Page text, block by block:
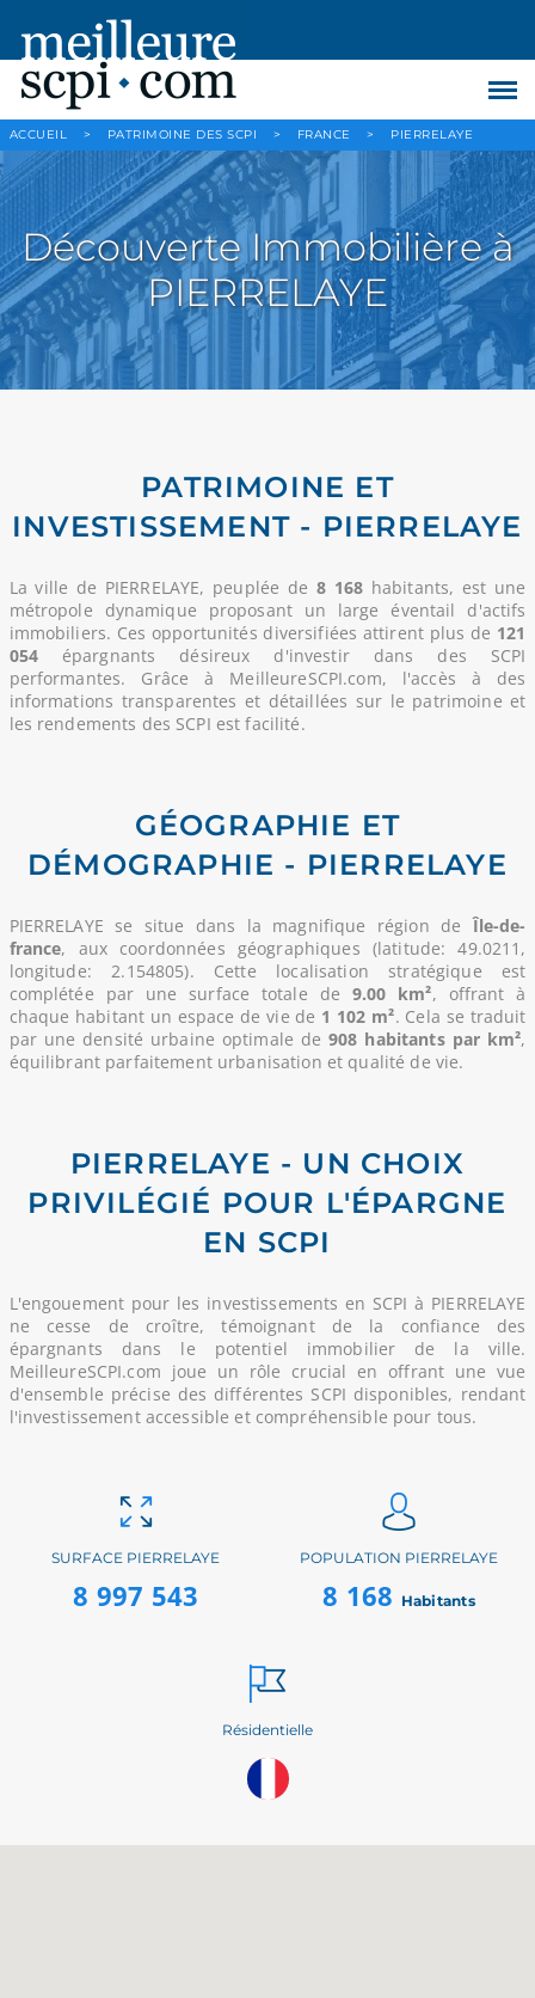
ACCUEIL > PATRIMOINE DES SCPI > FRANCE > PIERRELAYE
Découverte Immobilière à
PIERRELAYE
PATRIMOINE ET
INVESTISSEMENT - PIERRELAYE
La ville de PIERRELAYE, peuplée de 8 168 habitants, est une
métropole dynamique proposant un large éventail d'actifs
immobiliers. Ces opportunités diversifiées attirent plus de 121
054épargnants désireux d'investir dans des SCPI
performantes. Grâce à MeilleureSCPI.com, l'accès à des
informations transparentes et détaillées sur le patrimoine et
les rendements des SCPI est facilité.
GÉOGRAPHIE ET
DÉMOGRAPHIE - PIERRELAYE
PIERRELAYE se situe dans la magnifique région deÎle-de-
france, aux coordonnées géographiques (latitude: 49.0211,
longitude: 2.154805). Cette localisation stratégique est
complétée par une surface totale de 9.00 km², offrant à
chaque habitant un espace de vie de 1 102 m². Cela se traduit
par une densité urbaine optimale de908 habitants par km²,
équilibrant parfaitement urbanisation et qualité de vie.
PIERRELAYE - UN CHOIX
PRIVILÉGIÉ POUR L'ÉPARGNE
EN SCPI
L'engouement pour les investissements en SCPI à PIERRELAYE
ne cesse de croître, témoignant de la confiance des
épargnants dans le potentiel immobilier de la ville.
MeilleureSCPI.com joue un rôle crucial en offrant une vue
d'ensemble précise des différentes SCPI disponibles, rendant
l'investissement accessible et compréhensible pour tous.
SURFACE PIERRELAYE
8 997 543
POPULATION PIERRELAYE
8 168 Habitants
Résidentielle